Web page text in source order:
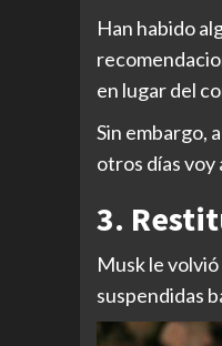
Han habido
en lugar del
Sin embargo,
otros días voy
3.
Musk le
suspendidas